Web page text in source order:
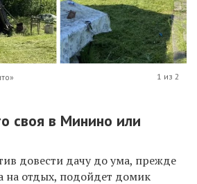
1 из 2
своя в Минино или
довести дачу до ума, прежде
на отдых, подойдет домик